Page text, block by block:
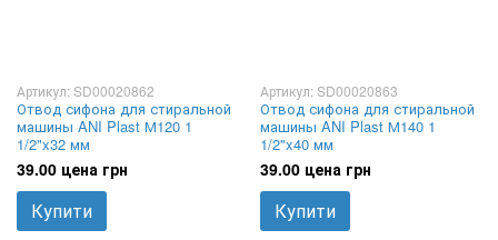
Артикул: SD00020862
Отвод сифона для стиральной
машины ANI Plast М120 1
1/2"x32 мм
39.00 цена грн
Купити
Артикул: SD00020863
Отвод сифона для стиральной
машины ANI Plast М140 1
1/2"x40 мм
39.00 цена грн
Купити